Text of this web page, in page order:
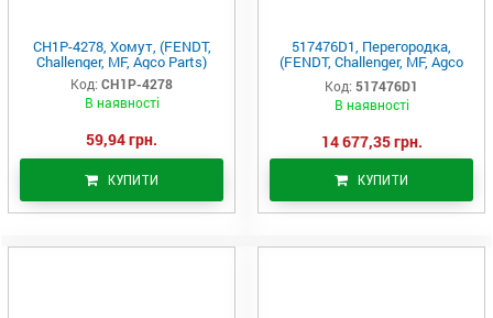
CH1P-4278, Хомут, (FENDT,
Challenger, MF, Agco Parts)
Код: CH1P-4278
В наявності
59,94 грн.
КУПИТИ
517476D1, Перегородка,
(FENDT, Challenger, MF, Agco
Parts)
Код: 517476D1
В наявності
14 677,35 грн.
КУПИТИ